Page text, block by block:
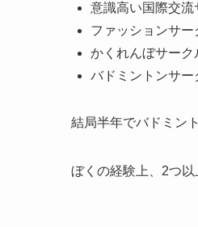
意識高い国際交流
ファッションサー
かくれんぼサーク
バドミントンサー
結局半年でバドミン
ぼくの経験上、2つ以